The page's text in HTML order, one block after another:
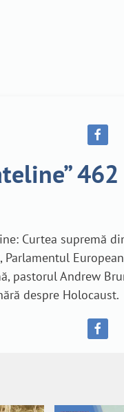
462
Curtea
pastorul Andrew
despre Holocaust.